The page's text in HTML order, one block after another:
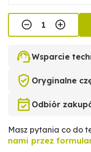
Wsparcie
Oryginalne
Odbiór
Masz pytania co do
nami przez